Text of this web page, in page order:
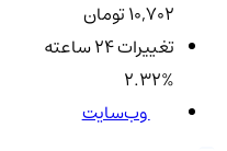
10,702 تومان
تغییرات ۲۴ ساعته
2.32%
وب‌سایت